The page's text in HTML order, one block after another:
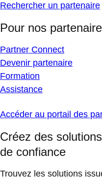
Rechercher un partenaire
Pour nos
Partner Connect
Devenir partenaire
Formation
Assistance
Accéder au portail des
Créez des
de confiance
Trouvez les solutions